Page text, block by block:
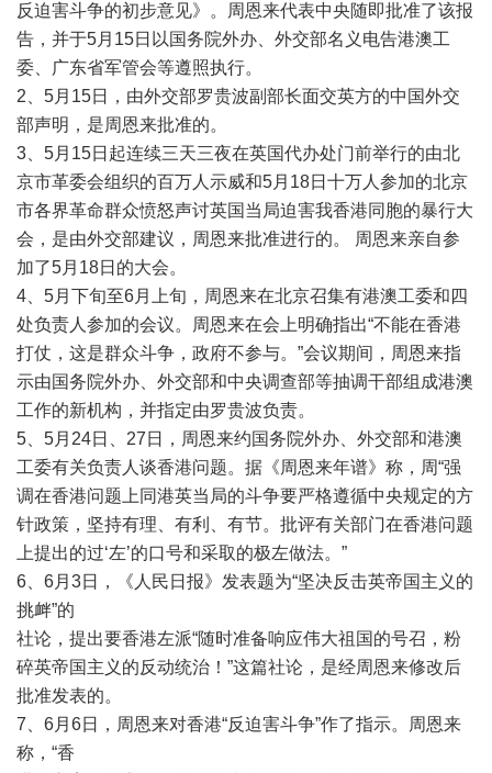
反迫害斗争的初步意见》。周恩来代表中央随即批准了该报
告，并于5月15日以国务院外办、外交部名义电告港澳工
委、广东省军管会等遵照执行。
2、5月15日，由外交部罗贵波副部长面交英方的中国外交
部声明，是周恩来批准的。
3、5月15日起连续三天三夜在英国代办处门前举行的由北
京市革委会组织的百万人示威和5月18日十万人参加的北京
市各界革命群众愤怒声讨英国当局迫害我香港同胞的暴行大
会，是由外交部建议，周恩来批准进行的。 周恩来亲自参
加了5月18日的大会。
4、5月下旬至6月上旬，周恩来在北京召集有港澳工委和四
处负责人参加的会议。周恩来在会上明确指出“不能在香港
打仗，这是群众斗争，政府不参与。”会议期间，周恩来指
示由国务院外办、外交部和中央调查部等抽调干部组成港澳
工作的新机构，并指定由罗贵波负责。
5、5月24日、27日，周恩来约国务院外办、外交部和港澳
工委有关负责人谈香港问题。据《周恩来年谱》称，周“强
调在香港问题上同港英当局的斗争要严格遵循中央规定的方
针政策，坚持有理、有利、有节。批评有关部门在香港问题
上提出的过‘左’的口号和采取的极左做法。”
6、6月3日，《人民日报》发表题为“坚决反击英帝国主义的
挑衅”的
社论，提出要香港左派“随时准备响应伟大祖国的号召，粉
碎英帝国主义的反动统治！”这篇社论，是经周恩来修改后
批准发表的。
7、6月6日，周恩来对香港“反迫害斗争”作了指示。周恩来
称，“香